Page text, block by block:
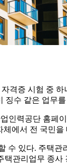
증 시험 중
징수 같은 업무
인력공단 홈
에서 전 국민
있다. 주택
관리업무 종